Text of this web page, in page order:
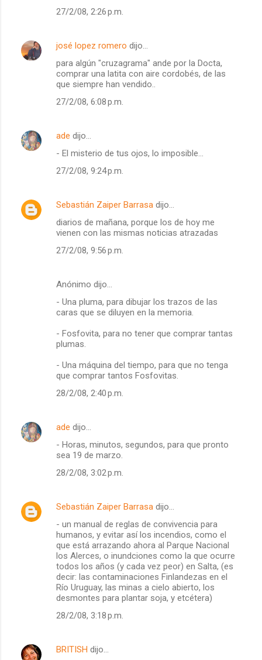
27/2/08, 2:26 p.m.
josé lopez romero dijo…
para algún "cruzagrama" ande por la Docta,
comprar una latita con aire cordobés, de las
que siempre han vendido..
27/2/08, 6:08 p.m.
ade dijo…
- El misterio de tus ojos, lo imposible...
27/2/08, 9:24 p.m.
Sebastián Zaiper Barrasa dijo…
diarios de mañana, porque los de hoy me
vienen con las mismas noticias atrazadas
27/2/08, 9:56 p.m.
Anónimo dijo…
- Una pluma, para dibujar los trazos de las
caras que se diluyen en la memoria.
- Fosfovita, para no tener que comprar tantas
plumas.
- Una máquina del tiempo, para que no tenga
que comprar tantos Fosfovitas.
28/2/08, 2:40 p.m.
ade dijo…
- Horas, minutos, segundos, para que pronto
sea 19 de marzo.
28/2/08, 3:02 p.m.
Sebastián Zaiper Barrasa dijo…
- un manual de reglas de convivencia para
humanos, y evitar así los incendios, como el
que está arrazando ahora al Parque Nacional
los Alerces, o inundciones como la que ocurre
todos los años (y cada vez peor) en Salta, (es
decir: las contaminaciones Finlandezas en el
Río Uruguay, las minas a cielo abierto, los
desmontes para plantar soja, y etcétera)
28/2/08, 3:18 p.m.
BRITISH dijo…